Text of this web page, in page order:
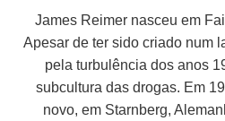
James Reimer nasceu em
Apesar de ter sido criado num
pela turbulência dos anos
subcultura das drogas. Em
novo, em Starnberg,